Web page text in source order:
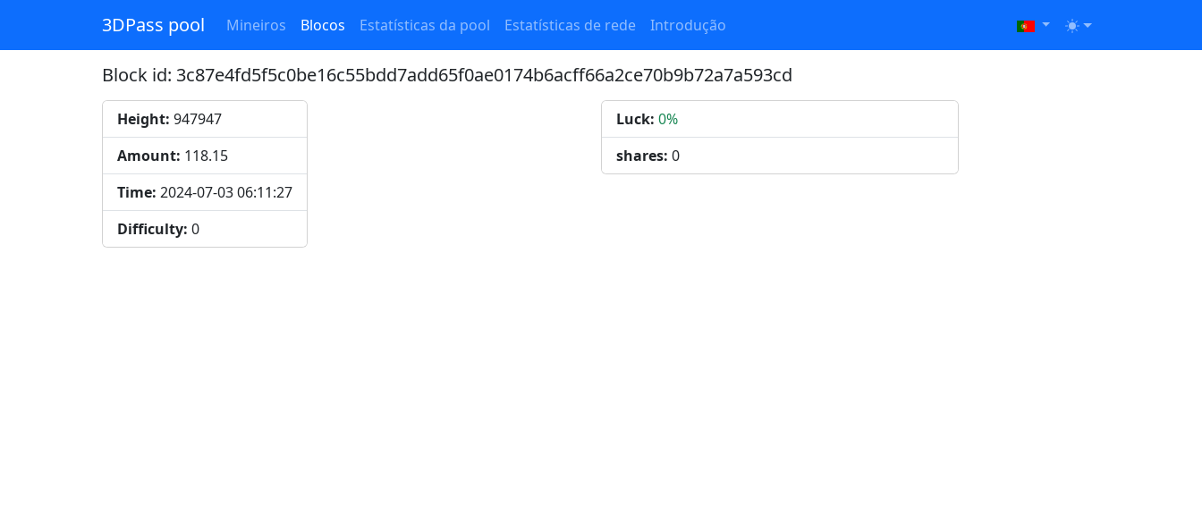
3DPass pool Mineiros Blocos Estatísticas da pool Estatísticas de rede Introdução
Block id: 3c87e4fd5f5c0be16c55bdd7add65f0ae0174b6acff66a2ce70b9b72a7a593cd
Height: 947947
Amount: 118.15
Time: 2024-07-03 06:11:27
Difficulty: 0
Luck: 0%
shares: 0